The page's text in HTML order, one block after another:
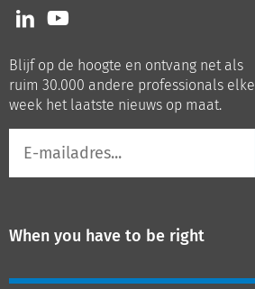
Volg
ons
LinkedIn
Volg
ons
Youtube
Blijf op de hoogte en ontvang net als
ruim 30.000 andere professionals elke
week het laatste nieuws op maat.
mailadres
When you have to be right